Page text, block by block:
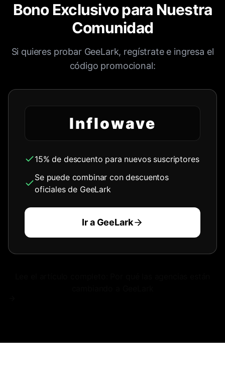
Bono Exclusivo para Nuestra
Comunidad
Si quieres probar GeeLark, regístrate e ingresa el
código promocional:
Inflowave
15% de descuento para nuevos suscriptores
Se puede combinar con descuentos
oficiales de GeeLark
Ir a GeeLark